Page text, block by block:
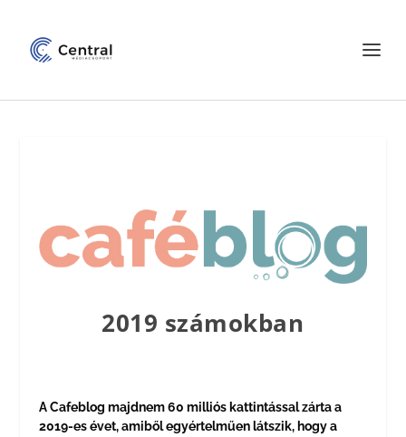
2019 számokban
A Cafeblog majdnem 60 milliós kattintással zárta a
2019-es évet, amiből egyértelműen látszik, hogy a